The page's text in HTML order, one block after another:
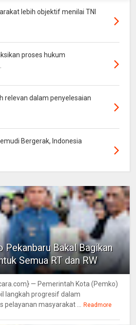
lebih objektif menilai TNI
proses hukum
relevan dalam penyelesaian
Bergerak, Indonesia
Pekanbaru Bakal Bagikan
Semua RT dan RW
— Pemerintah Kota (Pemko)
langkah progresif dalam
pelayanan masyarakat ... Readmore